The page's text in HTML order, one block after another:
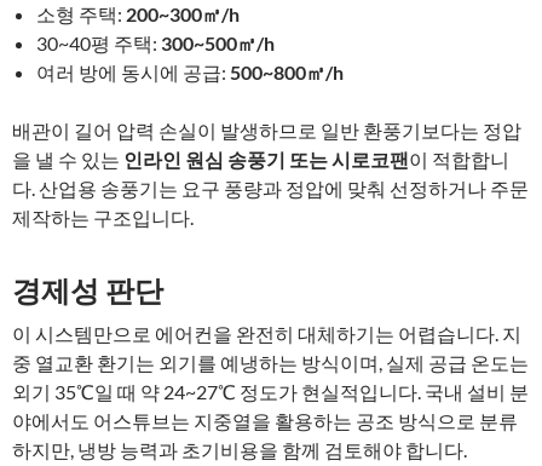
소형 주택: 200~300㎥/h
30~40평 주택: 300~500㎥/h
여러 방에 동시에 공급: 500~800㎥/h
배관이 길어 압력 손실이 발생하므로 일반 환풍기보다는 정압
을 낼 수 있는 인라인 원심 송풍기 또는 시로코팬이 적합합니
다. 산업용 송풍기는 요구 풍량과 정압에 맞춰 선정하거나 주문
제작하는 구조입니다.
경제성 판단
이 시스템만으로 에어컨을 완전히 대체하기는 어렵습니다. 지
중 열교환 환기는 외기를 예냉하는 방식이며, 실제 공급 온도는
외기 35℃일 때 약 24~27℃ 정도가 현실적입니다. 국내 설비 분
야에서도 어스튜브는 지중열을 활용하는 공조 방식으로 분류
하지만, 냉방 능력과 초기비용을 함께 검토해야 합니다.